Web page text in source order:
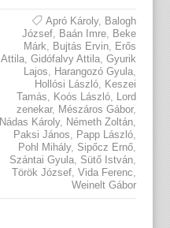
Apró Károly, Balogh
József, Baán Imre, Beke
Márk, Bujtás Ervin, Erős
Attila,Gidófalvy Attila,Gyurik
Lajos, Harangozó Gyula,
Hollósi László, Keszei
Tamás, Koós László, Lord
zenekar, Mészáros Gábor,
Nádas Károly, Németh Zoltán,
Paksi János, Papp László,
Pohl Mihály, Sipőcz Ernő,
Szántai Gyula, Sütő István,
Török József,Vida Ferenc,
Weinelt Gábor